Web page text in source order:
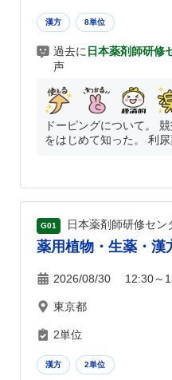
漢方 8単位
過去に 日本薬剤師研修
声
ドーピングについて。
をはじめて知った。 利
G01 日本薬剤師研修セン
薬用植物・生薬・漢
2026/08/30 12:30～
東京都
2単位
漢方 2単位